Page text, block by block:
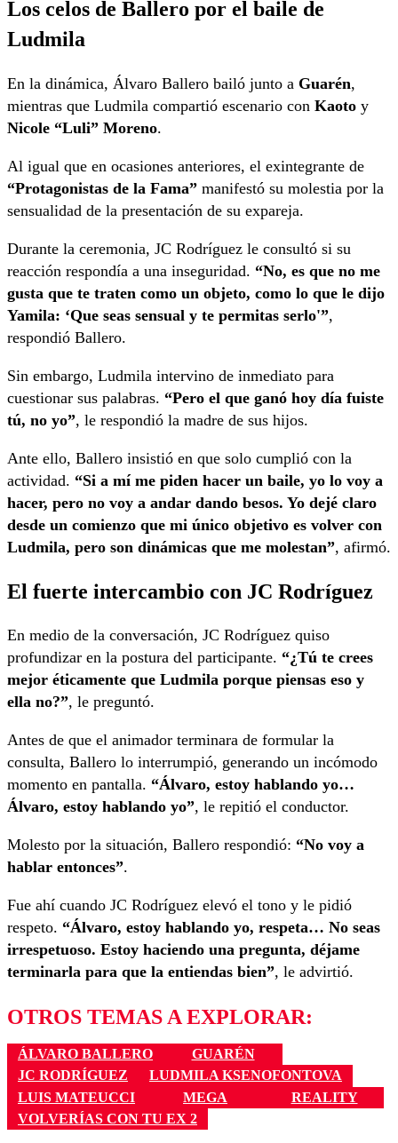
Los celos de Ballero por el baile de
Ludmila
En la dinámica, Álvaro Ballero bailó junto a Guarén,
mientras que Ludmila compartió escenario con Kaoto y
Nicole “Luli” Moreno.
Al igual que en ocasiones anteriores, el exintegrante de
“Protagonistas de la Fama” manifestó su molestia por la
sensualidad de la presentación de su expareja.
Durante la ceremonia, JC Rodríguez le consultó si su
reacción respondía a una inseguridad. “No, es que no me
gusta que te traten como un objeto, como lo que le dijo
Yamila: ‘Que seas sensual y te permitas serlo'”,
respondió Ballero.
Sin embargo, Ludmila intervino de inmediato para
cuestionar sus palabras. “Pero el que ganó hoy día fuiste
tú, no yo”, le respondió la madre de sus hijos.
Ante ello, Ballero insistió en que solo cumplió con la
actividad. “Si a mí me piden hacer un baile, yo lo voy a
hacer, pero no voy a andar dando besos. Yo dejé claro
desde un comienzo que mi único objetivo es volver con
Ludmila, pero son dinámicas que me molestan”, afirmó.
El fuerte intercambio con JC Rodríguez
En medio de la conversación, JC Rodríguez quiso
profundizar en la postura del participante. “¿Tú te crees
mejor éticamente que Ludmila porque piensas eso y
ella no?”, le preguntó.
Antes de que el animador terminara de formular la
consulta, Ballero lo interrumpió, generando un incómodo
momento en pantalla. “Álvaro, estoy hablando yo…
Álvaro, estoy hablando yo”, le repitió el conductor.
Molesto por la situación, Ballero respondió: “No voy a
hablar entonces”.
Fue ahí cuando JC Rodríguez elevó el tono y le pidió
respeto. “Álvaro, estoy hablando yo, respeta… No seas
irrespetuoso. Estoy haciendo una pregunta, déjame
terminarla para que la entiendas bien”, le advirtió.
OTROS TEMAS A EXPLORAR:
ÁLVARO BALLERO
GUARÉN
JC RODRÍGUEZ
LUDMILA KSENOFONTOVA
LUIS MATEUCCI
MEGA
REALITY
VOLVERÍAS CON TU EX 2